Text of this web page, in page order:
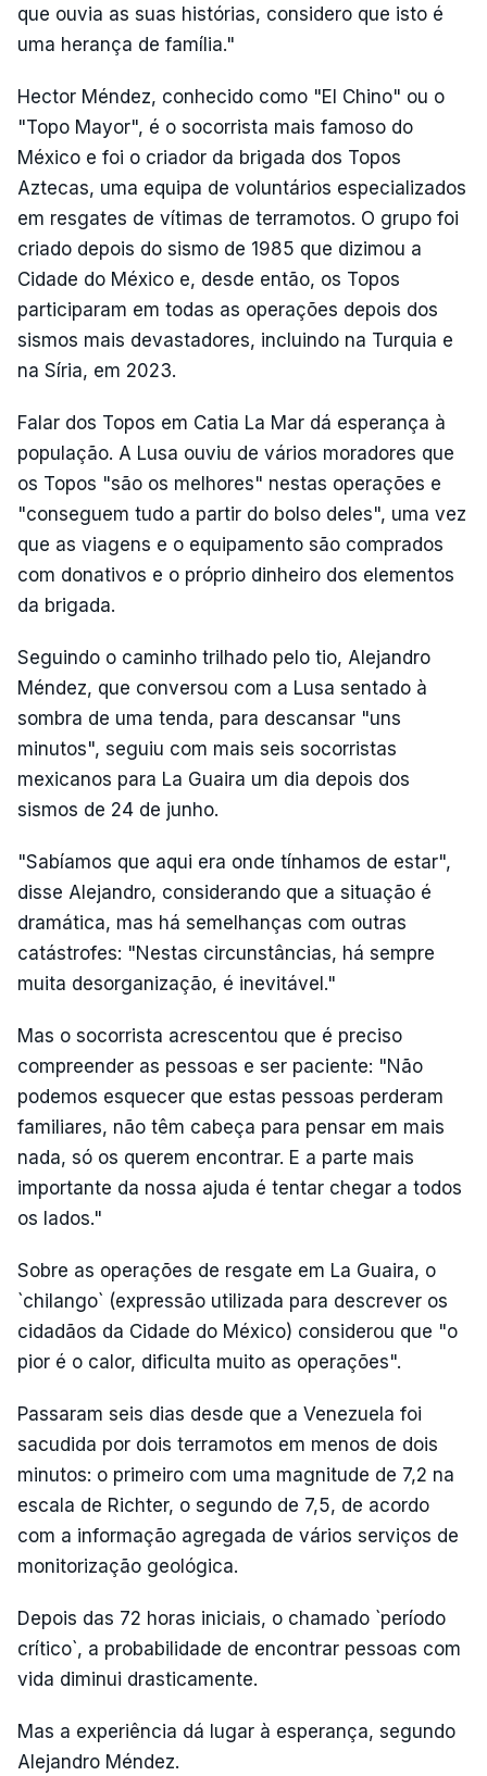
que ouvia as suas histórias, considero que isto é
uma herança de família."
Hector Méndez, conhecido como "El Chino" ou o
"Topo Mayor", é o socorrista mais famoso do
México e foi o criador da brigada dos Topos
Aztecas, uma equipa de voluntários especializados
em resgates de vítimas de terramotos. O grupo foi
criado depois do sismo de 1985 que dizimou a
Cidade do México e, desde então, os Topos
participaram em todas as operações depois dos
sismos mais devastadores, incluindo na Turquia e
na Síria, em 2023.
Falar dos Topos em Catia La Mar dá esperança à
população. A Lusa ouviu de vários moradores que
os Topos "são os melhores" nestas operações e
"conseguem tudo a partir do bolso deles", uma vez
que as viagens e o equipamento são comprados
com donativos e o próprio dinheiro dos elementos
da brigada.
Seguindo o caminho trilhado pelo tio, Alejandro
Méndez, que conversou com a Lusa sentado à
sombra de uma tenda, para descansar "uns
minutos", seguiu com mais seis socorristas
mexicanos para La Guaira um dia depois dos
sismos de 24 de junho.
"Sabíamos que aqui era onde tínhamos de estar",
disse Alejandro, considerando que a situação é
dramática, mas há semelhanças com outras
catástrofes: "Nestas circunstâncias, há sempre
muita desorganização, é inevitável."
Mas o socorrista acrescentou que é preciso
compreender as pessoas e ser paciente: "Não
podemos esquecer que estas pessoas perderam
familiares, não têm cabeça para pensar em mais
nada, só os querem encontrar. E a parte mais
importante da nossa ajuda é tentar chegar a todos
os lados."
Sobre as operações de resgate em La Guaira, o
`chilango` (expressão utilizada para descrever os
cidadãos da Cidade do México) considerou que "o
pior é o calor, dificulta muito as operações".
Passaram seis dias desde que a Venezuela foi
sacudida por dois terramotos em menos de dois
minutos: o primeiro com uma magnitude de 7,2 na
escala de Richter, o segundo de 7,5, de acordo
com a informação agregada de vários serviços de
monitorização geológica.
Depois das 72 horas iniciais, o chamado `período
crítico`, a probabilidade de encontrar pessoas com
vida diminui drasticamente.
Mas a experiência dá lugar à esperança, segundo
Alejandro Méndez.